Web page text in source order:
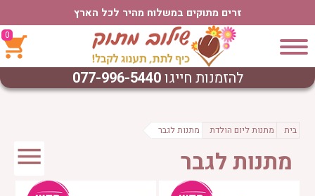
זרים מתוקים במשלוח מהיר לכל הארץ
0
להזמנות חייגו077-996-5440
בית מתנות ליום הולדת מתנות לגבר
מתנות לגבר